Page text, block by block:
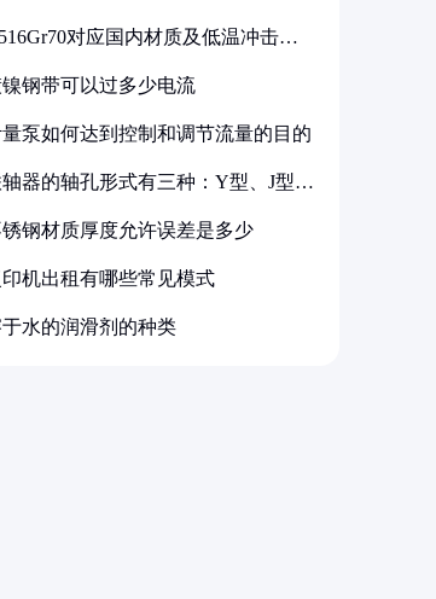
对应国内材质及低温冲击要
钢带可以过多少电流
泵如何达到控制和调节流量的目的
器的轴孔形式有三种：Y型、J型、
钢材质厚度允许误差是多少
机出租有哪些常见模式
水的润滑剂的种类